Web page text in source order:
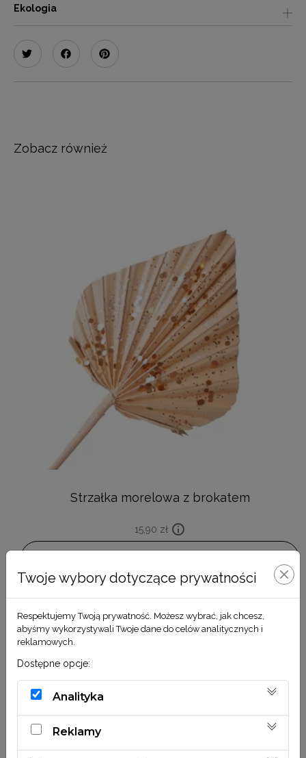
Ekologia
Zobacz również
Strzałka morelowa z brokatem
15,90 zł
Twoje wybory dotyczące prywatności
Respektujemy Twoją prywatność. Możesz wybrać, jak chcesz,
abyśmy wykorzystywali Twoje dane do celów analitycznych i
reklamowych.
Dostępne opcje:
Analityka
Reklamy